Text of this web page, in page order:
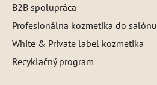
B2B spolupráca
Profesionálna kozmetika do salónu
White & Private label kozmetika
Recyklačný program